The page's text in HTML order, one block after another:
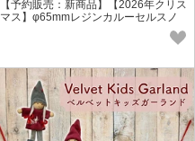
【予約販売：新商品】【2026年クリス
マス】φ65mmレジンカルーセルスノ